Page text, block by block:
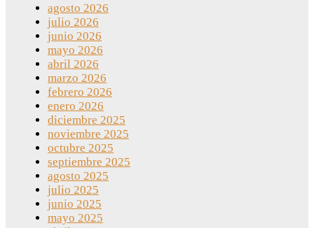
agosto 2026
julio 2026
junio 2026
mayo 2026
abril 2026
marzo 2026
febrero 2026
enero 2026
diciembre 2025
noviembre 2025
octubre 2025
septiembre 2025
agosto 2025
julio 2025
junio 2025
mayo 2025